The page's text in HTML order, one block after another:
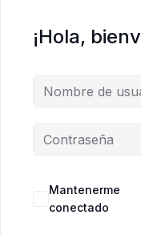
¡Hola,
Mantenerme
conectado